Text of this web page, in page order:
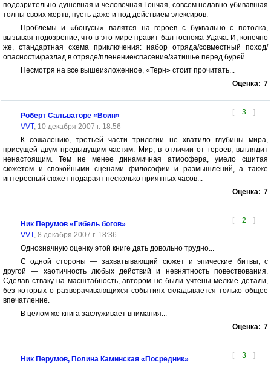
подозрительно душевная и человечная Гончая, совсем недавно убивавшая
толпы своих жертв, пусть даже и под действием элексиров.
Проблемы и «бонусы» валятся на героев с буквально с потолка,
вызывая подозрение, что в это мире правит бал госпожа Удача. И, конечно
же, стандартная схема приключения: набор отряда/совместный поход/
опасности/разлад в отряде/пленение/спасение/затишье перед бурей...
Несмотря на все вышеизложенное, «Терн» стоит прочитать...
Оценка: 7
[ 3 ]
Роберт Сальваторе «Воин»
VVT, 10 декабря 2007 г. 18:56
К сожалению, третьей части трилогии не хватило глубины мира,
присущей двум предыдущим частям. Мир, в отличии от героев, выглядит
ненастоящим. Тем не менее динамичная атмосфера, умело сшитая
сюжетом и спокойными сценами философии и размышлений, а также
интересный сюжет подараят несколько приятных часов...
Оценка: 7
[ 2 ]
Ник Перумов «Гибель богов»
VVT, 8 декабря 2007 г. 18:36
Однозначную оценку этой книге дать довольно трудно...
С одной стороны — захватывающий сюжет и эпические битвы, с
другой — хаотичность любых действий и невнятность повествования.
Сделав стваку на масштабность, автором не были учтены мелкие детали,
без которых о разворачивающихся событиях складывается только общее
впечатление.
В целом же книга заслуживает внимания...
Оценка: 7
[ 3 ]
Ник Перумов, Полина Каминская «Посредник»